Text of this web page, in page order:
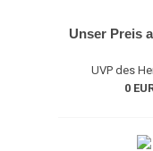
Unser Preis
UVP des
0